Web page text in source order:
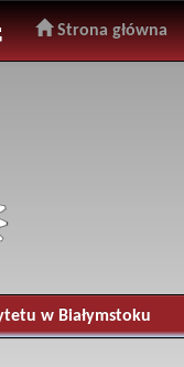
Strona główna
w Białymstoku